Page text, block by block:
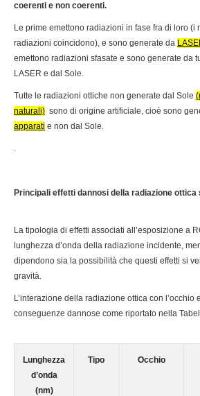
coerenti e non coerenti.
Le prime emettono radiazioni in fase fra di loro (i
radiazioni coincidono), e sono generate da
emettono radiazioni sfasate e sono generate da
LASER e dal Sole.
Tutte le radiazioni ottiche non generate dal Sole
naturali) sono di origine artificiale, cioè sono
apparati e non dal Sole.
.
Principali effetti dannosi della radiazione ottica
La tipologia di effetti associati all’esposizione a
lunghezza d’onda della radiazione incidente,
dipendono sia la possibilità che questi effetti si
gravità.
L’interazione della radiazione ottica con l’occhio
conseguenze dannose come riportato nella
Lunghezza
d’onda
(nm)
Tipo Occhio